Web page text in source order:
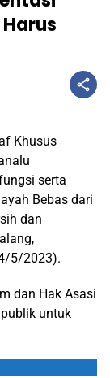
Khusus
serta
Bebas dari
dan
5/2023).
dan Hak Asasi
untuk